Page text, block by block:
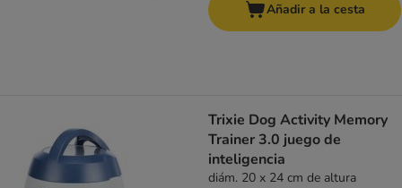
Añadir a la cesta
Trixie Dog Activity Memory
Trainer 3.0 juego de
inteligencia
diám. 20 x 24 cm de altura